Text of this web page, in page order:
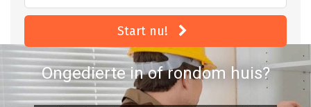
Start nu!
Ongedierte in of rondom huis?